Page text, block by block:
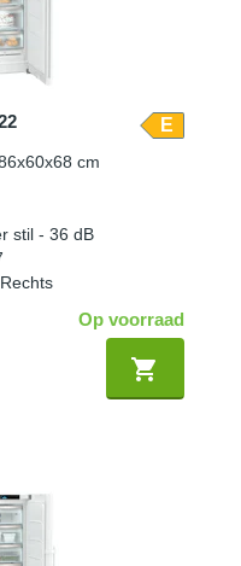
E
cm
stil - 36 dB
Rechts
Op voorraad